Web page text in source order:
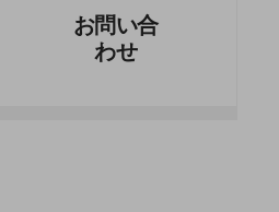
お問い合
わせ